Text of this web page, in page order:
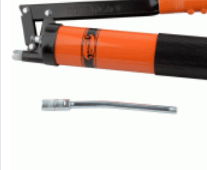
Шприц рычажно-плунжерный